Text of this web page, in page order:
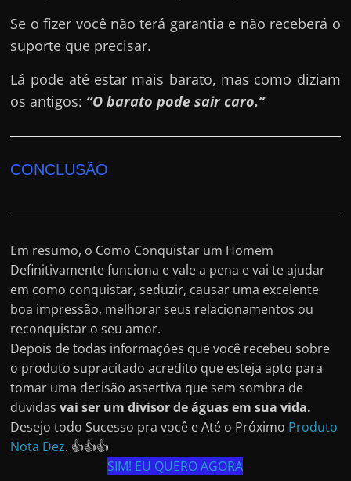
Se o fizer você não terá garantia e não receberá o
suporte que precisar.
Lá pode até estar mais barato, mas como diziam
os antigos: “O barato pode sair caro.”
CONCLUSÃO
Em resumo, o Como Conquistar um Homem
Definitivamente funciona e vale a pena e vai te ajudar
em como conquistar, seduzir, causar uma excelente
boa impressão, melhorar seus relacionamentos ou
reconquistar o seu amor.
Depois de todas informações que você recebeu sobre
o produto supracitado acredito que esteja apto para
tomar uma decisão assertiva que sem sombra de
duvidasvai ser um divisor de águas em sua vida.
Desejo todo Sucesso pra você e Até o Próximo Produto
Nota Dez. 👍👍👍
SIM! EU QUERO AGORA